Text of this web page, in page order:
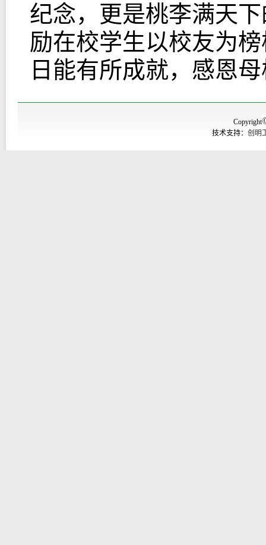
纪念，更是桃李满天
励在校学生以校友为
日能有所成就，感恩
Copyright
技术支持：创明